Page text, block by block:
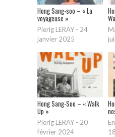
Hong Sang-soo – « La
voyageuse »
Pierig LERAY - 24
janvier 2025
Hong Sang-Soo – « Walk
Up »
Pierig LERAY - 20
février 2024